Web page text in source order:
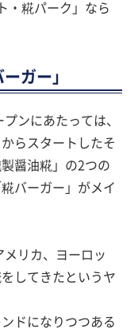
・糀パーク」なら
ガー」
ンにあたっては、
らスタートしたそ
醤油糀」の2つの
バーガー」がメイ
リカ、ヨーロッ
してきたというヤ
ドになりつつある